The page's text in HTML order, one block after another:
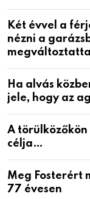
Két évvel a
nézni a
Ha alvás
jele, hogy az
A
célja…
Meg Fosterért
77 évesen